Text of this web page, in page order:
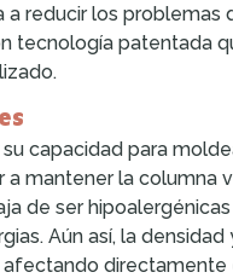
reducir los problemas
tecnología patentada
capacidad para
mantener la columna
de ser
Aún así, la